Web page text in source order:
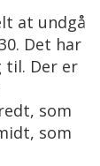
at undgå
Det har
Der er
som
som